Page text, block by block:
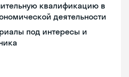
квалификацию в
деятельности
под интересы и